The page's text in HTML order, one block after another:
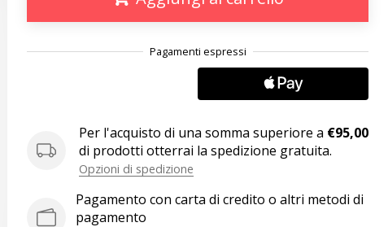
Per l'acquisto di una somma superiore a €95,00
di prodotti otterrai la spedizione gratuita.
Opzioni di spedizione
Pagamento con carta di credito o altri metodi di
pagamento